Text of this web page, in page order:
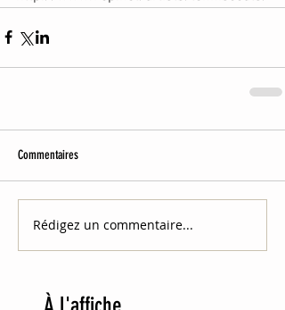
Commentaires
Rédigez un commentaire...